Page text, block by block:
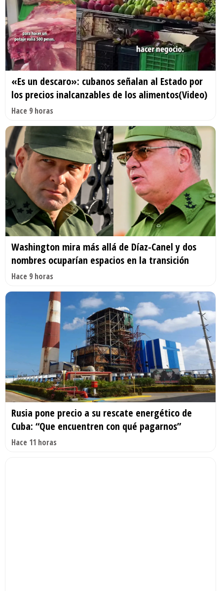
«Es un descaro»: cubanos señalan al Estado por
los precios inalcanzables de los alimentos(Video)
Hace 9 horas
Washington mira más allá de Díaz-Canel y dos
nombres ocuparían espacios en la transición
Hace 9 horas
Rusia pone precio a su rescate energético de
Cuba: “Que encuentren con qué pagarnos”
Hace 11 horas